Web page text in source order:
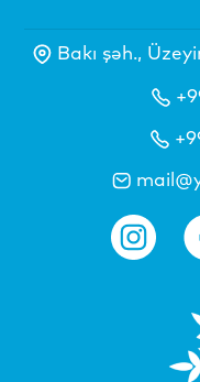
Bakı şəh.,